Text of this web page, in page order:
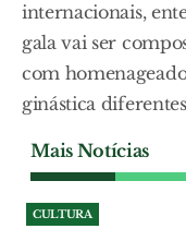
internacionais,
gala vai ser
com
ginástica
Mais Notícias
CULTURA